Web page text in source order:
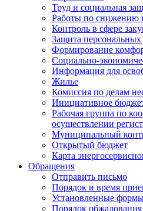
Труд и социальная
Работы по снижению
Контроль в сфере
Защита
Формирование
Социально-
Информация для
Жилье
Комиссия по делам
Инициативное
Рабочая группа по
осуществлении
Муниципальный
Открытый бюджет
Карта
Обращения
Отправить письмо
Порядок и время
Установленные
Порядок обжалования